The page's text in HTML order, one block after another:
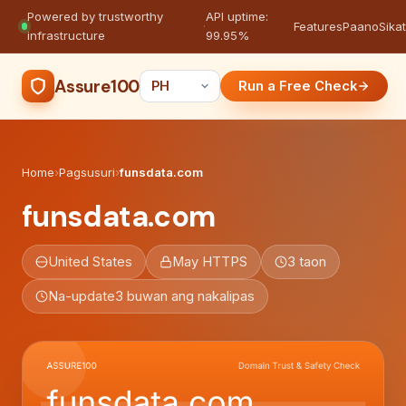
Powered by trustworthy
infrastructure
·
API uptime:
99.95%
FeaturesPaanoSikat
Assure100 Run a Free Check
Home›Pagsusuri›funsdata.com
funsdata.com
United States May HTTPS 3 taon
Na-update3 buwan ang nakalipas